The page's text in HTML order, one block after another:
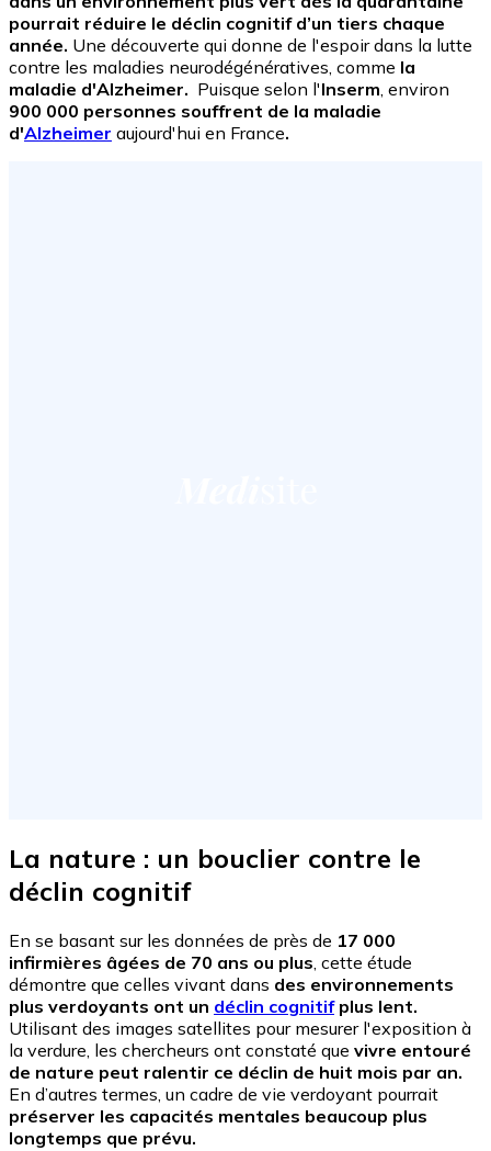
pourrait réduire le déclin cognitif d’un tiers chaque
année. Une découverte qui donne de l'espoir dans la lutte
contre les maladies neurodégénératives, comme la
maladie d'Alzheimer. Puisque selon l'Inserm, environ
900 000 personnes souffrent de la maladie
d'Alzheimer aujourd'hui en France.
La nature : un bouclier contre le
déclin cognitif
En se basant sur les données de près de 17 000
infirmières âgées de 70 ans ou plus, cette étude
démontre que celles vivant dans des environnements
plus verdoyants ont un déclin cognitifplus lent.
Utilisant des images satellites pour mesurer l'exposition à
la verdure, les chercheurs ont constaté que vivre entouré
de nature peut ralentir ce déclin de huit mois par an.
En d’autres termes, un cadre de vie verdoyant pourrait
préserver les capacités mentales beaucoup plus
longtemps que prévu.